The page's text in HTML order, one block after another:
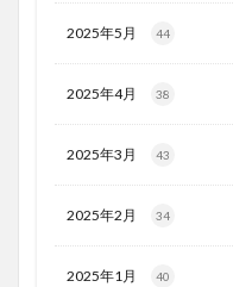
2025年5月 44
2025年4月 38
2025年3月 43
2025年2月 34
2025年1月 40